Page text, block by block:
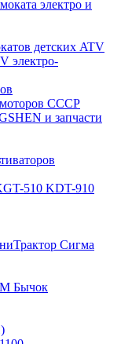
электро и
детских ATV
электро-
моторов СССР
и запчасти
510 KDT-910
Сигма
Бычок